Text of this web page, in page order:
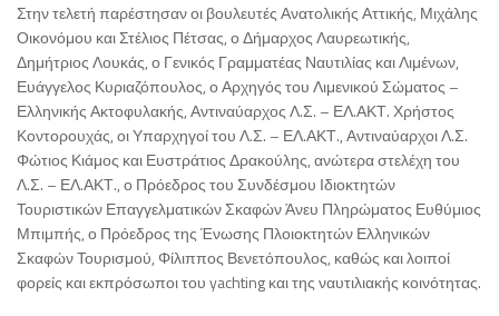
Στην τελετή παρέστησαν οι βουλευτές Ανατολικής Αττικής, Μιχάλης
Οικονόμου και Στέλιος Πέτσας, ο Δήμαρχος Λαυρεωτικής,
Δημήτριος Λουκάς, ο Γενικός Γραμματέας Ναυτιλίας και Λιμένων,
Ευάγγελος Κυριαζόπουλος, ο Αρχηγός του Λιμενικού Σώματος –
Ελληνικής Ακτοφυλακής, Αντιναύαρχος Λ.Σ. – ΕΛ.ΑΚΤ. Χρήστος
Κοντορουχάς, οι Υπαρχηγοί του Λ.Σ. – ΕΛ.ΑΚΤ., Αντιναύαρχοι Λ.Σ.
Φώτιος Κιάμος και Ευστράτιος Δρακούλης, ανώτερα στελέχη του
Λ.Σ. – ΕΛ.ΑΚΤ., ο Πρόεδρος του Συνδέσμου Ιδιοκτητών
Τουριστικών Επαγγελματικών Σκαφών Άνευ Πληρώματος Ευθύμιος
Μπιμπής, ο Πρόεδρος της Ένωσης Πλοιοκτητών Ελληνικών
Σκαφών Τουρισμού, Φίλιππος Βενετόπουλος, καθώς και λοιποί
φορείς και εκπρόσωποι του yachting και της ναυτιλιακής κοινότητας.